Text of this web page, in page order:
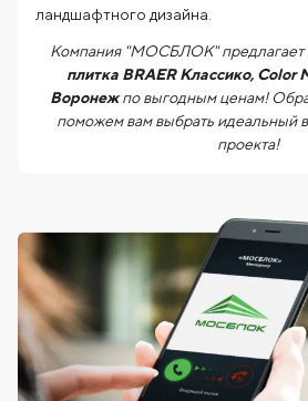
ландшафтного дизайна.
Компания "МОСБЛОК" предлагает
плитка BRAER Классико, Color
Воронежпо выгодным ценам!
поможем вам выбрать идеальный
проекта!